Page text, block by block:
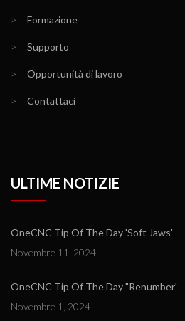
> Formazione
> Supporto
> Opportunità di lavoro
> Contattaci
ULTIME NOTIZIE
OneCNC Tip Of The Day 'Soft Jaws'
Novembre 11, 2024
OneCNC Tip Of The Day "Renumber'
Novembre 1, 2024